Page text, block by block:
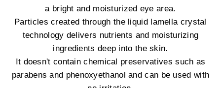
a bright and moisturized eye area.
Particles created through the liquid lamella crystal
technology delivers nutrients and moisturizing
ingredients deep into the skin.
It doesn't contain chemical preservatives such as
parabens and phenoxyethanol and can be used with